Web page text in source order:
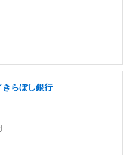
らぼし銀行